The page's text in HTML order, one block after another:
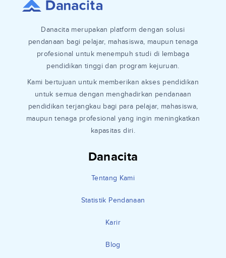
Danacita
Tentang Kami
Statistik Pendanaan
Karir
Blog
Danacita merupakan platform dengan solusi
pendanaan bagi pelajar, mahasiswa, maupun tenaga
profesional untuk menempuh studi di lembaga
pendidikan tinggi dan program kejuruan.
Kami bertujuan untuk memberikan akses pendidikan
untuk semua dengan menghadirkan pendanaan
pendidikan terjangkau bagi para pelajar, mahasiswa,
maupun tenaga profesional yang ingin meningkatkan
kapasitas diri.